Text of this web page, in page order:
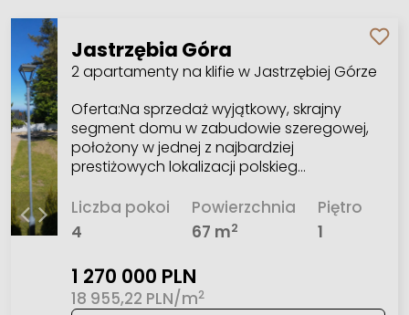
Jastrzębia Góra
2 apartamenty na klifie w Jastrzębiej Górze
Oferta:Na sprzedaż wyjątkowy, skrajny
segment domu w zabudowie szeregowej,
położony w jednej z najbardziej
prestiżowych lokalizacji polskieg…
Liczba pokoi
4
Powierzchnia
67 m2
Piętro
1
1 270 000 PLN
18 955,22 PLN/m2